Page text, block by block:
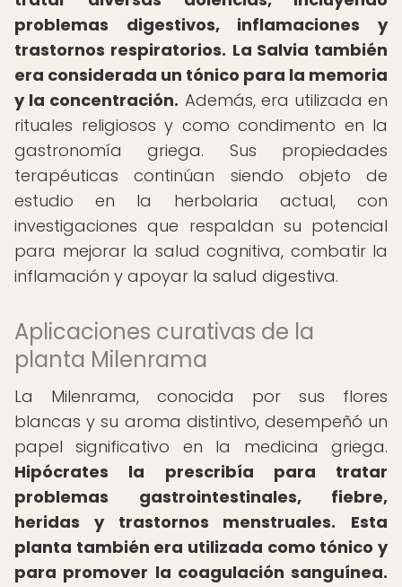
problemas digestivos, inflamaciones y
trastornos respiratorios. La Salvia también
era considerada un tónico para la memoria
y la concentración. Además, era utilizada en
rituales religiosos y como condimento en la
gastronomía griega. Sus propiedades
terapéuticas continúan siendo objeto de
estudio en la herbolaria actual, con
investigaciones que respaldan su potencial
para mejorar la salud cognitiva, combatir la
inflamación y apoyar la salud digestiva.
Aplicaciones curativas de la
planta Milenrama
La Milenrama, conocida por sus flores
blancas y su aroma distintivo, desempeñó un
papel significativo en la medicina griega.
Hipócrates la prescribía para tratar
problemas gastrointestinales, fiebre,
heridas y trastornos menstruales.
Esta
planta también era utilizada como tónico y
para promover la coagulación sanguínea.